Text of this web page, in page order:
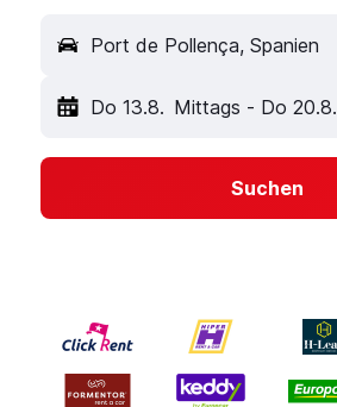
Port de Pollença, Spanien
Do 13.8. Mittags - Do 20.8.
Suchen